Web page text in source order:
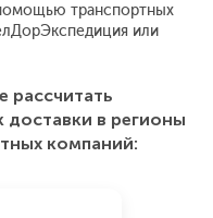
транспортных
или
рассчитать
в регионы
компаний: